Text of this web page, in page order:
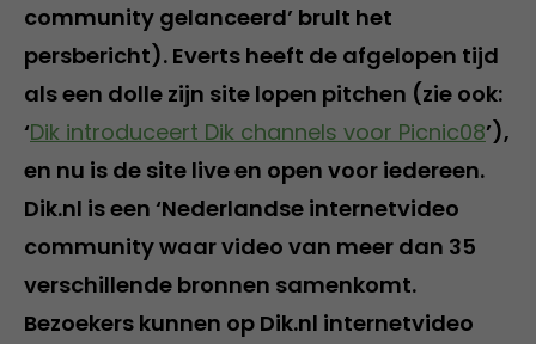
community gelanceerd’ brult het
persbericht). Everts heeft de afgelopen tijd
als een dolle zijn site lopen pitchen (zie ook:
‘Dik introduceert Dik channels voor Picnic08’),
en nu is de site live en open voor iedereen.
Dik.nl is een ‘Nederlandse internetvideo
community waar video van meer dan 35
verschillende bronnen samenkomt.
Bezoekers kunnen op Dik.nl internetvideo